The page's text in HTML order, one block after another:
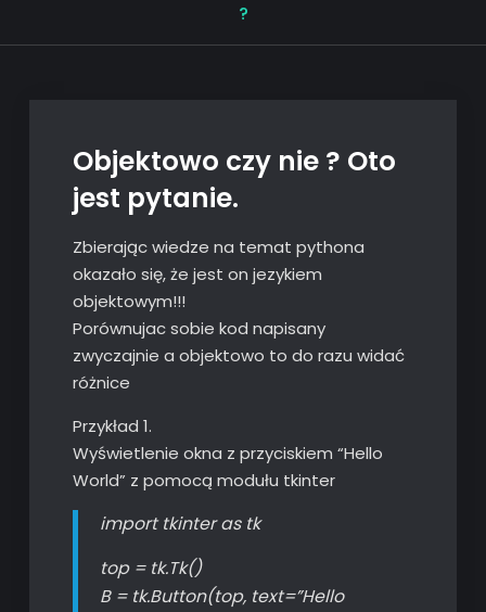
?
Objektowo czy nie ? Oto
jest pytanie.
Zbierając wiedze na temat pythona
okazało się, że jest on jezykiem
objektowym!!!
Porównujac sobie kod napisany
zwyczajnie a objektowo to do razu widać
różnice
Przykład 1.
Wyświetlenie okna z przyciskiem “Hello
World” z pomocą modułu tkinter
import tkinter as tk
top = tk.Tk()
B = tk.Button(top, text=”Hello